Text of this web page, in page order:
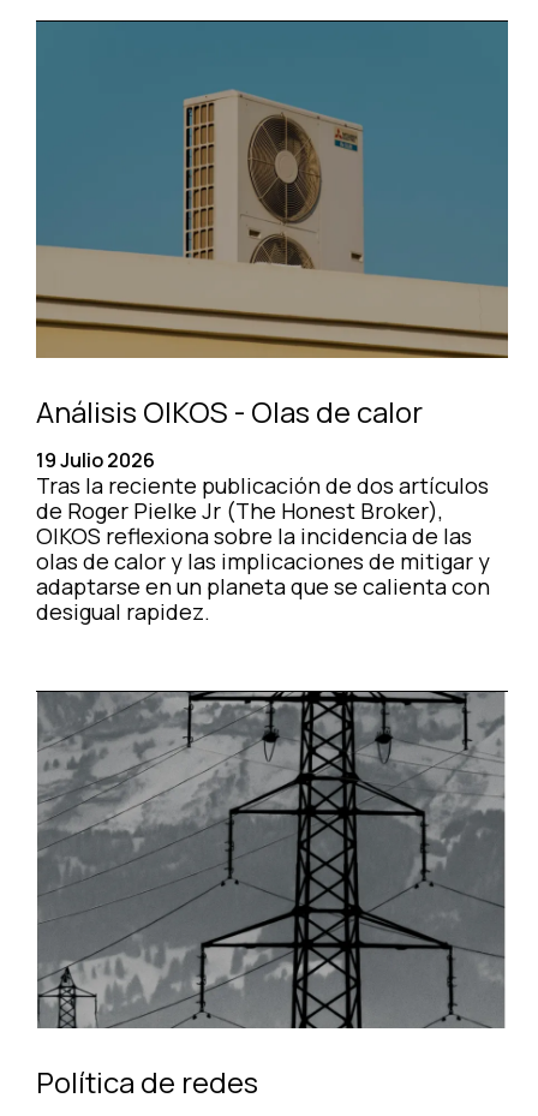
Análisis OIKOS - Olas de calor
19 Julio 2026
Tras la reciente publicación de dos artículos
de Roger Pielke Jr (The Honest Broker),
OIKOS reflexiona sobre la incidencia de las
olas de calor y las implicaciones de mitigar y
adaptarse en un planeta que se calienta con
desigual rapidez.
Política de redes